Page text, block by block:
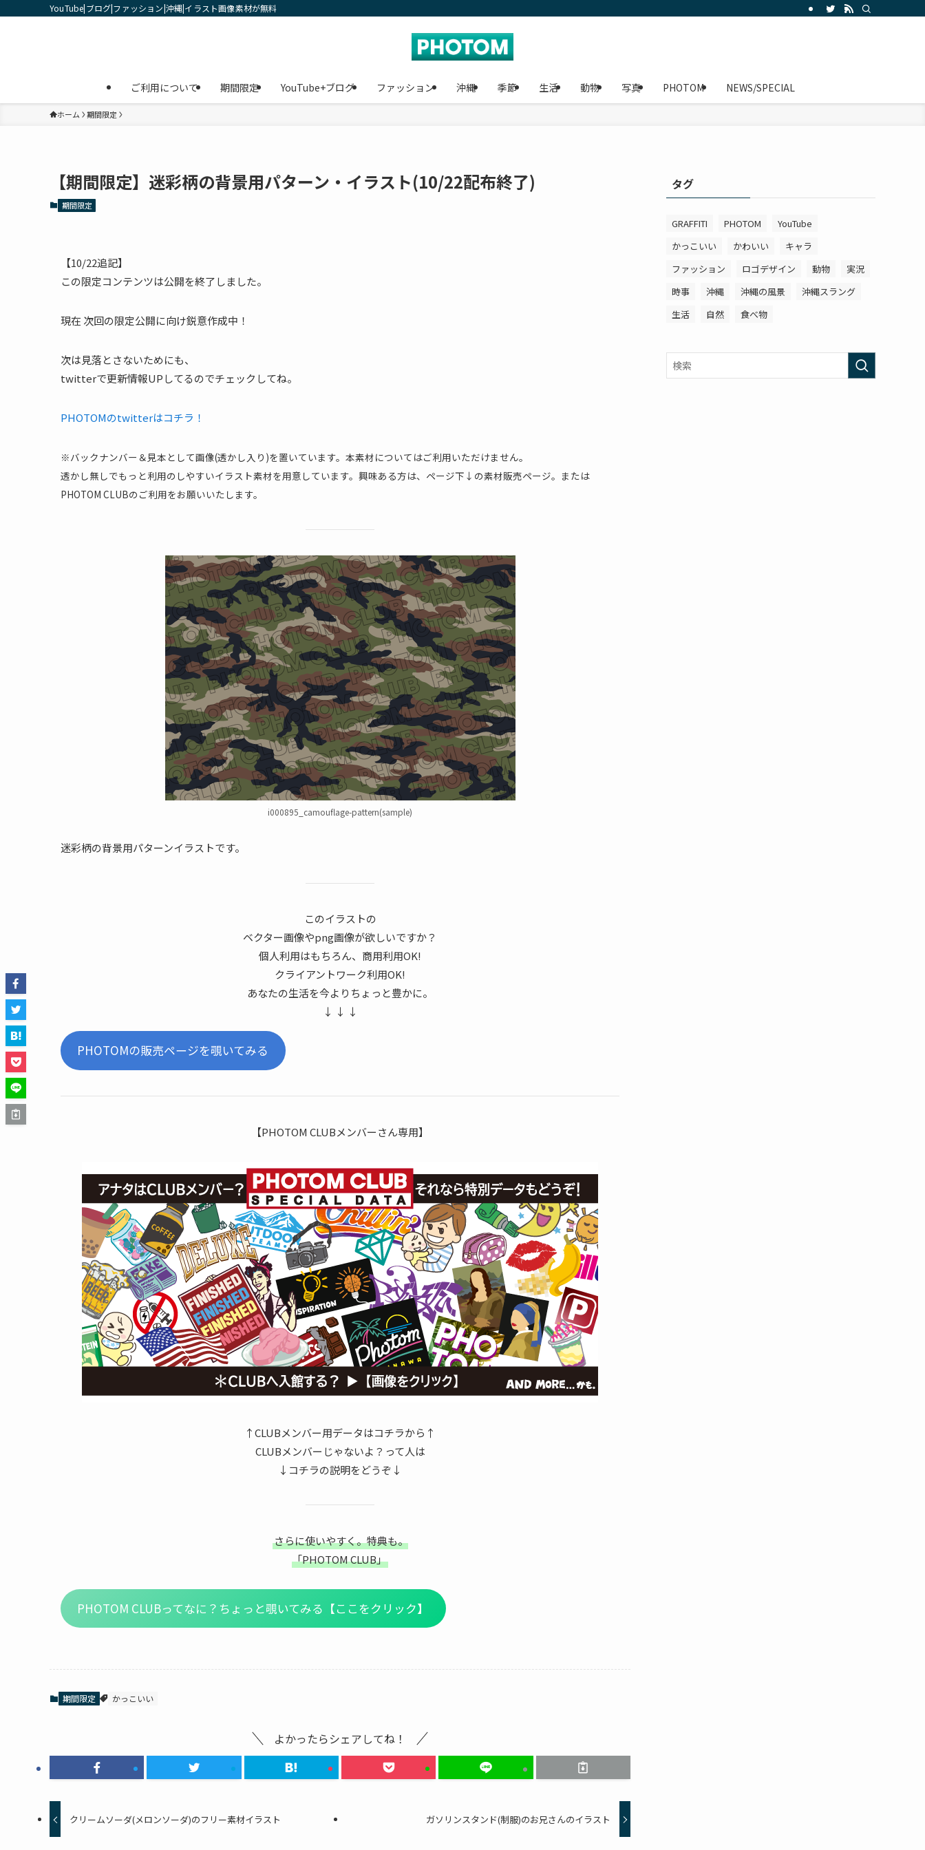
YouTube|ブログ|ファッション|沖縄|イラスト画像素材が無料
ご利用について 期間限定 YouTube+ブログ ファッション 沖縄 季節 生活 動物 写真 PHOTOM NEWS/SPECIAL
ホーム 期間限定
【期間限定】迷彩柄の背景用パターン・イラスト(10/22配布終了)
期間限定
【10/22追記】
この限定コンテンツは公開を終了しました。
現在 次回の限定公開に向け鋭意作成中！
次は見落とさないためにも、
twitterで更新情報UPしてるのでチェックしてね。
PHOTOMのtwitterはコチラ！
※バックナンバー＆見本として画像(透かし入り)を置いています。本素材についてはご利用いただけません。
透かし無しでもっと利用のしやすいイラスト素材を用意しています。興味ある方は、ページ下↓の素材販売ページ。または
PHOTOM CLUBのご利用をお願いいたします。
i000895_camouflage-pattern(sample)
迷彩柄の背景用パターンイラストです。
このイラストの
ベクター画像やpng画像が欲しいですか？
個人利用はもちろん、商用利用OK!
クライアントワーク利用OK!
あなたの生活を今よりちょっと豊かに。
↓ ↓ ↓
PHOTOMの販売ページを覗いてみる
【PHOTOM CLUBメンバーさん専用】
↑CLUBメンバー用データはコチラから↑
CLUBメンバーじゃないよ？って人は
↓コチラの説明をどうぞ↓
さらに使いやすく。特典も。
「PHOTOM CLUB」
PHOTOM CLUBってなに？ちょっと覗いてみる【ここをクリック】
期間限定 かっこいい
よかったらシェアしてね！
クリームソーダ(メロンソーダ)のフリー素材イラスト ガソリンスタンド(制服)のお兄さんのイラスト
タグ
GRAFFITI PHOTOM
YouTube
かっこいい
かわいい
キャラ
ファッション
ロゴデザイン 動物
実況
時事
沖縄 沖縄の風景
沖縄スラング
生活
自然 食べ物